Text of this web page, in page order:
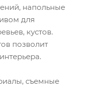
напольные
для
кустов.
позволит
съемные